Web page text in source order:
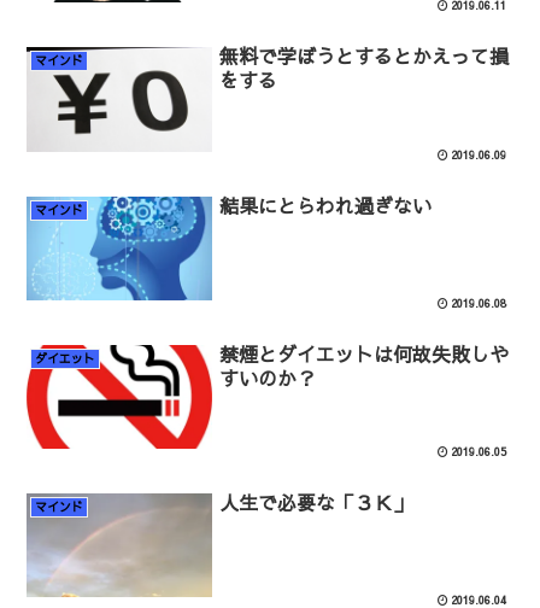
2019.06.11
マインド
無料で学ぼうとするとかえって損
をする
2019.06.09
マインド 結果にとらわれ過ぎない
2019.06.08
ダイエット
禁煙とダイエットは何故失敗しや
すいのか？
2019.06.05
マインド 人生で必要な「３Ｋ」
2019.06.04